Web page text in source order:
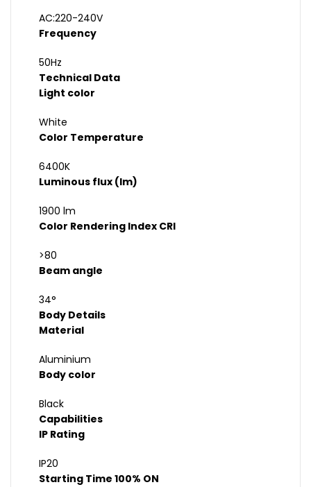
AC:220-240V
Frequency
50Hz
Technical Data
Light color
White
Color Temperature
6400K
Luminous flux (lm)
1900 lm
Color Rendering Index CRI
>80
Beam angle
34°
Body Details
Material
Aluminium
Body color
Black
Capabilities
IP Rating
IP20
Starting Time 100% ON